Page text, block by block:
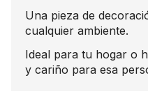
Una pieza de
cualquier ambiente.
Ideal para tu hogar o
y cariño para esa